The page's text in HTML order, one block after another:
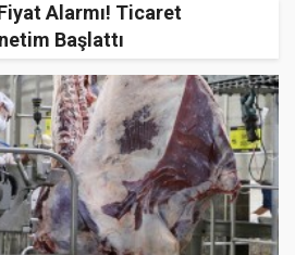
Alarmı! Ticaret
Başlattı